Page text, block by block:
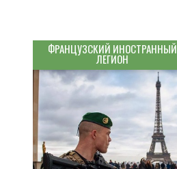
ФРАНЦУЗСКИЙ ИНОСТРАННЫЙ
ЛЕГИОН